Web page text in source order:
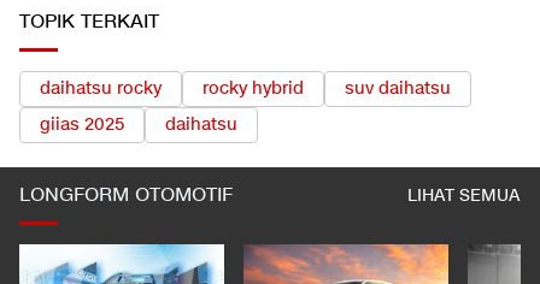
TOPIK TERKAIT
daihatsu rocky rocky hybrid
suv daihatsu
giias 2025
daihatsu
LONGFORM OTOMOTIF LIHAT SEMUA